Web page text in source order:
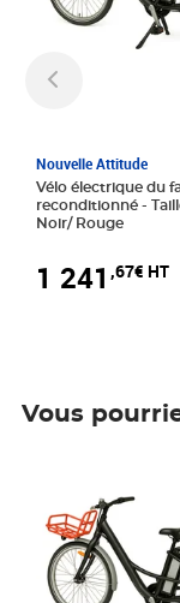
Nouvelle Attitude
Vélo électrique du
reconditionné - Taille normale -
Noir/ Rouge
1 241 ,67€ HT
Vous